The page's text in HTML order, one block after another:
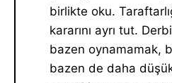
birlikte oku.
kararını ayrı tut.
bazen oynamamak,
bazen de daha